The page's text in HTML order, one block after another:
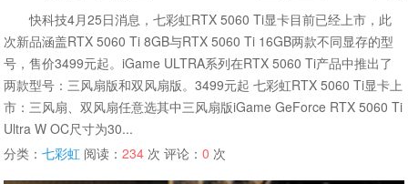
快科技4月25日消息，七彩虹RTX 5060 Ti显卡目前已经上市，此
次新品涵盖RTX 5060 Ti 8GB与RTX 5060 Ti 16GB两款不同显存的型
号，售价3499元起。iGame ULTRA系列在RTX 5060 Ti产品中推出了
两款型号：三风扇版和双风扇版。3499元起 七彩虹RTX 5060 Ti显卡上
市：三风扇、双风扇任意选其中三风扇版iGame GeForce RTX 5060 Ti
Ultra W OC尺寸为30...
分类：七彩虹 阅读：234 次 评论：0 次